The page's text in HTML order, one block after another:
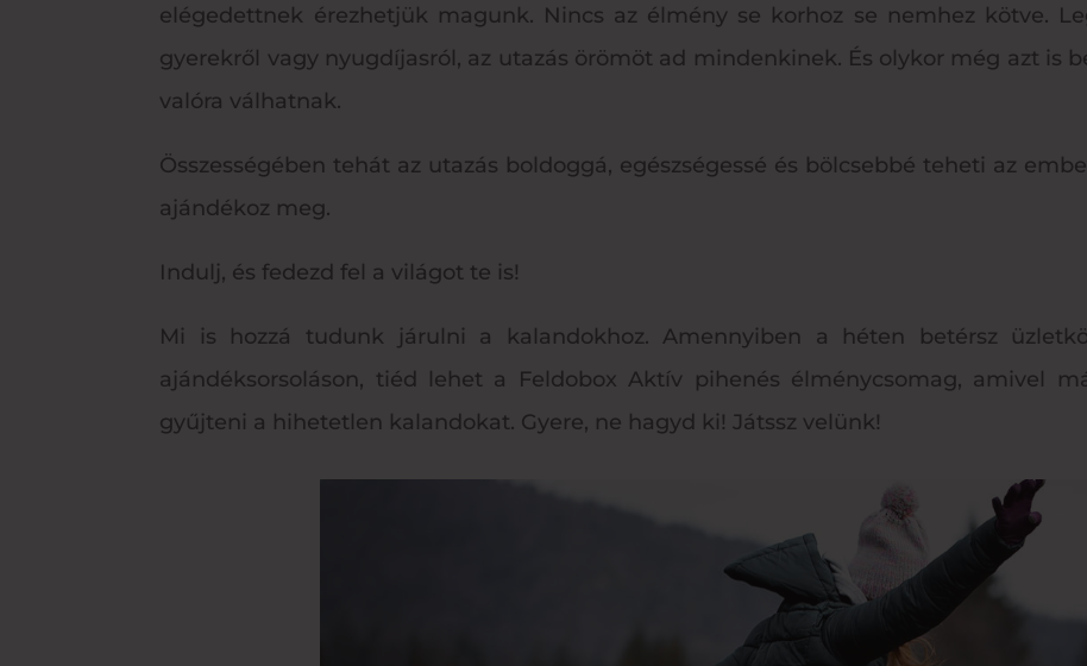
elégedettnek érezhetjük magunk. Nincs az élmény se korhoz se nemhez kötve.
gyerekről vagy nyugdíjasról, az utazás örömöt ad mindenkinek. És olykor még azt is
valóra válhatnak.
Összességében tehát az utazás boldoggá, egészségessé és bölcsebbé teheti az
ajándékoz meg.
Indulj, és fedezd fel a világot te is!
Mi is hozzá tudunk járulni a kalandokhoz. Amennyiben a héten betérsz
ajándéksorsoláson, tiéd lehet a Feldobox Aktív pihenés élménycsomag, amivel
gyűjteni a hihetetlen kalandokat. Gyere, ne hagyd ki! Játssz velünk!